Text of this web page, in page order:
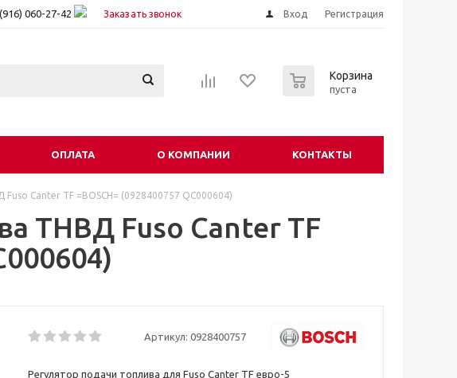
060-27-42 Заказать звонок Вход Регистрация
Корзина
пуста
ОПЛАТА О КОМПАНИИ КОНТАКТЫ
Canter TF =BOSCH= (0928400757 QC000604)
ТНВД Fuso Canter TF
Артикул: 0928400757
Регулятор подачи топлива для Fuso Canter TF евро-5